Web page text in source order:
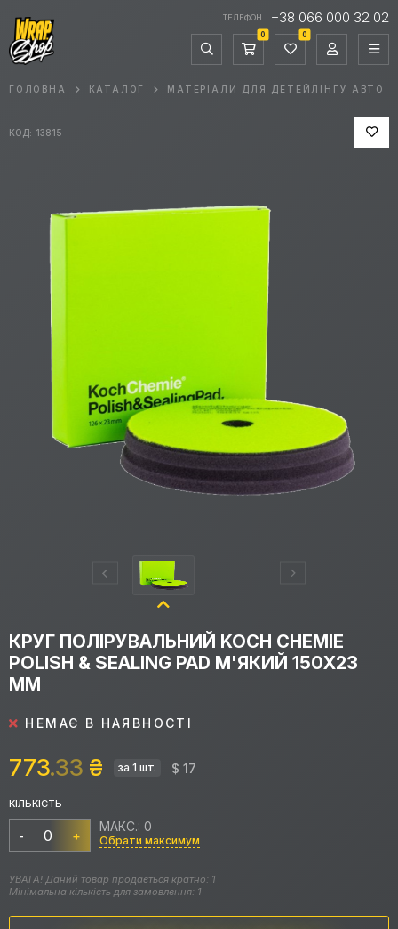
ТЕЛЕФОН +38 066 000 32 02
0 0
ГОЛОВНА КАТАЛОГ МАТЕРІАЛИ ДЛЯ ДЕТЕЙЛІНГУ АВТО
КРУГ ПОЛІРУВАЛЬНИЙ KOCH CHEMIE
POLISH & SEALING PAD М'ЯКИЙ 150X23
ММ
НЕМАЄ В НАЯВНОСТІ
773.33 ₴ за 1 шт. $ 17
КІЛЬКІСТЬ
- +
МАКС.: 0
Обрати максимум
УВАГА! Даний товар продається кратно: 1
Мінімальна кількість для замовлення: 1
КОД: 13815